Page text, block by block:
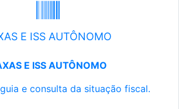
E ISS AUTÔNOMO
E ISS AUTÔNOMO
e consulta da situação fiscal.